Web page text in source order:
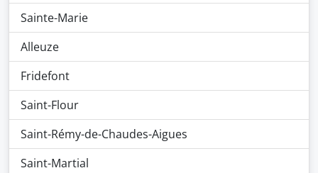
Sainte-Marie
Alleuze
Fridefont
Saint-Flour
Saint-Rémy-de-Chaudes-Aigues
Saint-Martial